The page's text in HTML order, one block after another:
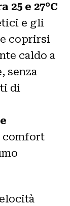
25 e 27°C
e gli
coprirsi
caldo a
senza
di
comfort